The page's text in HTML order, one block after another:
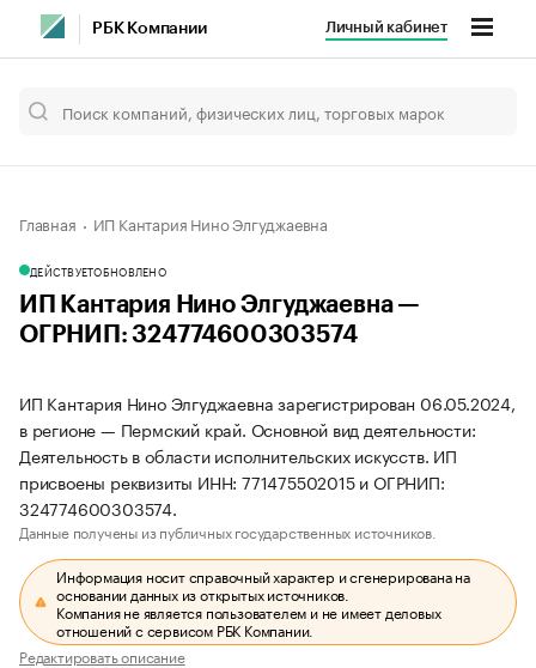
РБК Компании Личный кабинет
Главная ИП Кантария Нино Элгуджаевна
ДЕЙСТВУЕТОБНОВЛЕНО
ИП Кантария Нино Элгуджаевна —
ОГРНИП: 324774600303574
ИП Кантария Нино Элгуджаевна зарегистрирован 06.05.2024,
в регионе — Пермский край. Основной вид деятельности:
Деятельность в области исполнительских искусств. ИП
присвоены реквизиты ИНН: 771475502015 и ОГРНИП:
324774600303574.
Данные получены из публичных государственных источников.
Информация носит справочный характер и сгенерирована на
основании данных из открытых источников.
Компания не является пользователем и не имеет деловых
отношений с сервисом РБК Компании.
Редактировать описание